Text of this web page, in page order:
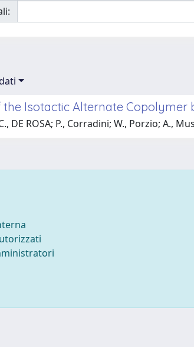
Isotactic Alternate Copolymer
DE ROSA; P., Corradini; W., Porzio; A.,